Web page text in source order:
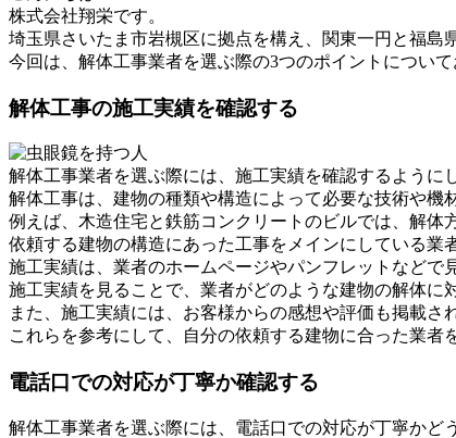
株式会社翔栄です。
埼玉県さいたま市岩槻区に拠点を構え、関東一円と福島
今回は、解体工事業者を選ぶ際の3つのポイントについて
解体工事の施工実績を確認する
解体工事業者を選ぶ際には、施工実績を確認するように
解体工事は、建物の種類や構造によって必要な技術や機
例えば、木造住宅と鉄筋コンクリートのビルでは、解体
依頼する建物の構造にあった工事をメインにしている業
施工実績は、業者のホームページやパンフレットなどで
施工実績を見ることで、業者がどのような建物の解体に
また、施工実績には、お客様からの感想や評価も掲載さ
これらを参考にして、自分の依頼する建物に合った業者
電話口での対応が丁寧か確認する
解体工事業者を選ぶ際には、電話口での対応が丁寧かど